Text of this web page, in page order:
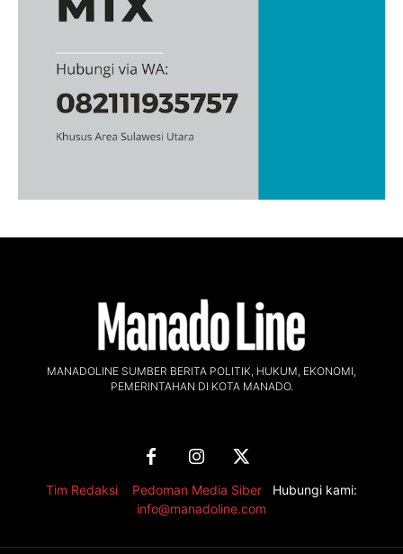
MANADOLINE SUMBER BERITA POLITIK, HUKUM, EKONOMI,
PEMERINTAHAN DI KOTA MANADO.
Tim Redaksi Pedoman Media Siber
Hubungi kami:
info@manadoline.com